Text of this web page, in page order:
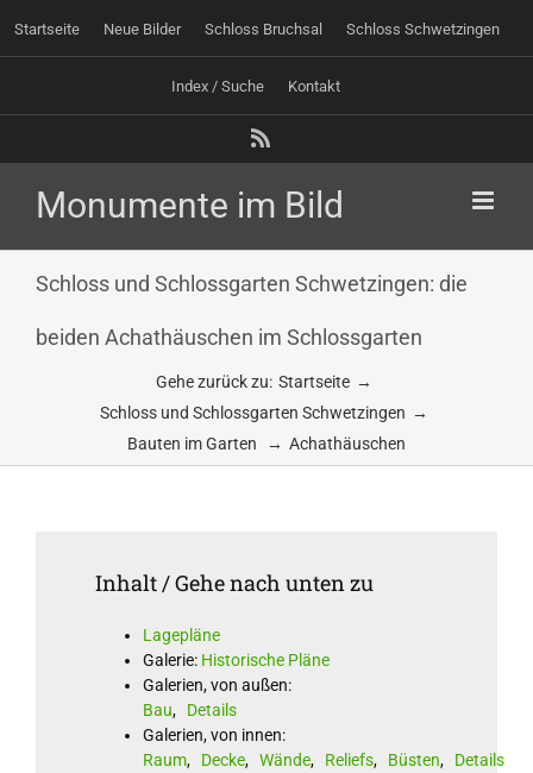
Inhalt
springen
Startseite Neue Bilder Schloss Bruchsal Schloss Schwetzingen
Index / Suche Kontakt
Schloss und Schlossgarten Schwetzingen: die
beiden Achathäuschen im Schlossgarten
Gehe zurück zu: Startseite
Schloss und Schlossgarten Schwetzingen
Bauten im Garten
Achathäuschen
Inhalt / Gehe nach unten zu
Lagepläne
Galerie: Historische Pläne
Galerien, von außen:
Bau, Details
Galerien, von innen:
Raum, Decke, Wände, Reliefs, Büsten, Details